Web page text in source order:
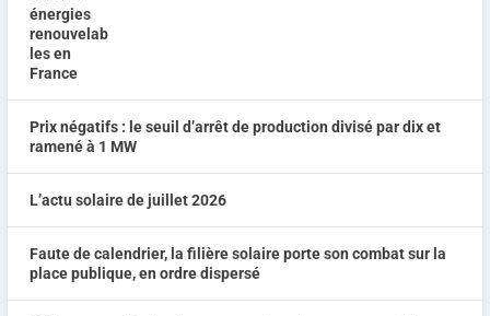
Prix négatifs : le seuil d’arrêt de production divisé par dix et
ramené à 1 MW
L’actu solaire de juillet 2026
Faute de calendrier, la filière solaire porte son combat sur la
place publique, en ordre dispersé